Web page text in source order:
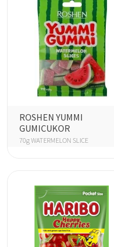
ROSHEN YUMMI
GUMICUKOR
70g WATERMELON SLICE